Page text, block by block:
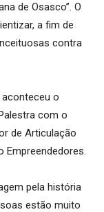
de Osasco”. O
a fim de
contra
o
com o
de Articulação
Empreendedores.
pela história
estão muito